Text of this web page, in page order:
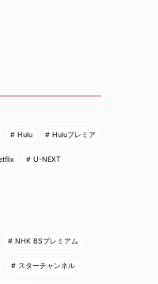
Hulu Huluプレミア
U-NEXT
NHK BSプレミアム
スターチャンネル